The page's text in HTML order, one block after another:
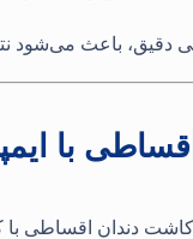
دقیق، باعث می‌شود
با
دندان اقساطی با